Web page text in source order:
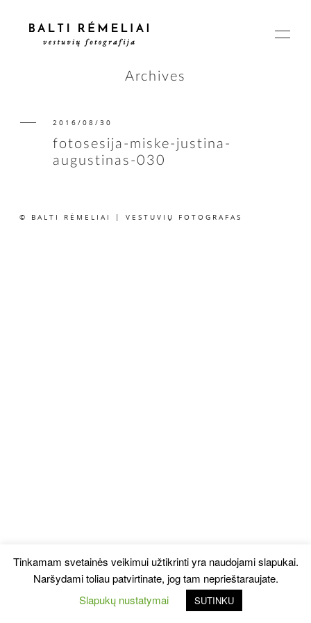
PAGRINDINIS
ISTORIJOS
Archives
2016/08/30
fotosesija-miske-justina-
augustinas-030
© BALTI RĖMELIAI | VESTUVIŲ FOTOGRAFAS
Tinkamam svetainės veikimui užtikrinti yra naudojami slapukai.
Naršydami toliau patvirtinate, jog tam neprieštaraujate.
Slapukų nustatymai
SUTINKU